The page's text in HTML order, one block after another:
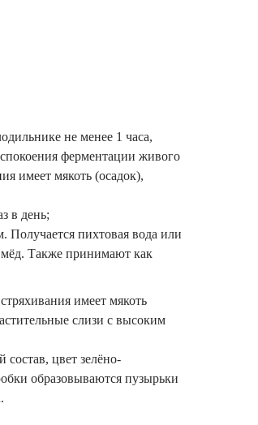
не менее 1 часа,
ферментации живого
имеет мякоть (осадок),
в день;
пихтовая вода или
Также принимают как
имеет мякоть
слизи с высоким
цвет зелёно-
образовываются пузырьки